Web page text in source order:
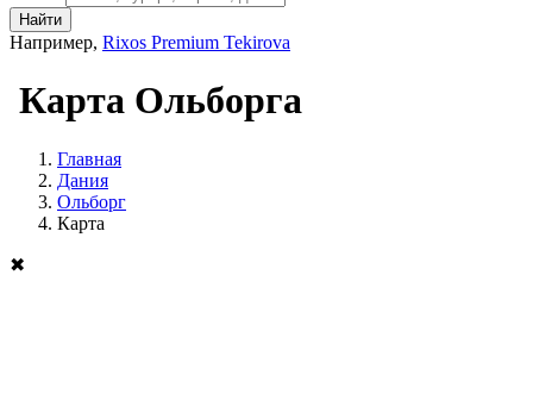
Найти
Например, Rixos Premium Tekirova
Карта Ольборга
Главная
Дания
Ольборг
Карта
✖